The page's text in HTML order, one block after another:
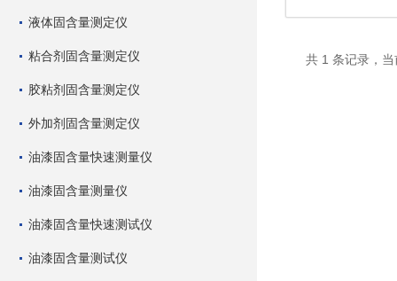
液体固含量测定仪
粘合剂固含量测定仪
胶粘剂固含量测定仪
外加剂固含量测定仪
油漆固含量快速测量仪
油漆固含量测量仪
油漆固含量快速测试仪
油漆固含量测试仪
共 1 条记录，